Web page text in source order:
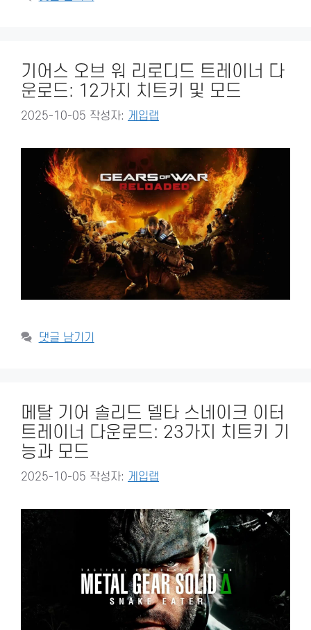
기어스 오브 워 리로디드 트레이너 다
운로드: 12가지 치트키 및 모드
2025-10-05 작성자: 게입랩
댓글 남기기
메탈 기어 솔리드 델타 스네이크 이터
트레이너 다운로드: 23가지 치트키 기
능과 모드
2025-10-05 작성자: 게입랩